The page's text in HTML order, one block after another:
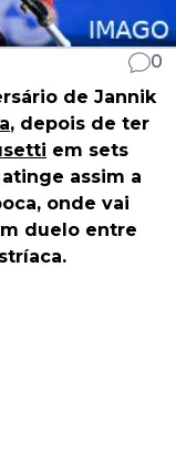
0
de Jannik
, depois de ter
em sets
assim a
onde vai
duelo entre